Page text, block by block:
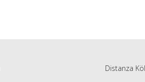
Distanza